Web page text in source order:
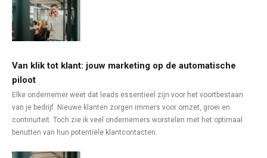
Van klik tot klant: jouw marketing op de automatische
piloot
Elke ondernemer weet dat leads essentieel zijn voor het voortbestaan
van je bedrijf. Nieuwe klanten zorgen immers voor omzet, groei en
continuïteit. Toch zie ik veel ondernemers worstelen met het optimaal
benutten van hun potentiële klantcontacten.